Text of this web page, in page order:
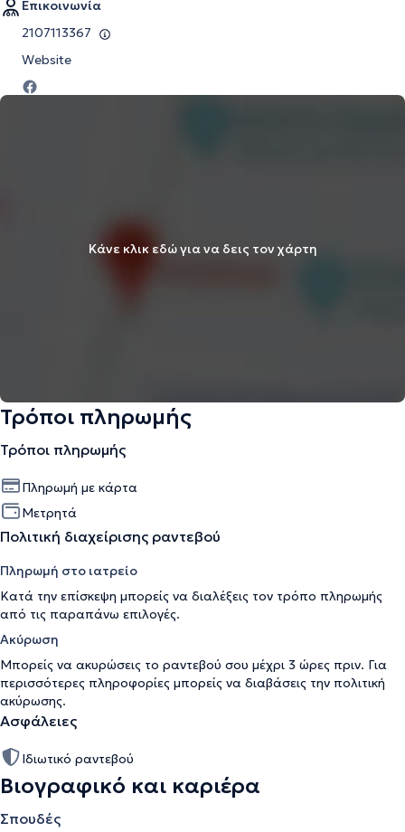
Επικοινωνία
2107113367
Website
Κάνε κλικ εδώ για να δεις τον χάρτη
Τρόποι πληρωμής
Τρόποι πληρωμής
Πληρωμή με κάρτα
Μετρητά
Πολιτική διαχείρισης ραντεβού
Πληρωμή στο ιατρείο
Κατά την επίσκεψη μπορείς να διαλέξεις τον τρόπο πληρωμής
από τις παραπάνω επιλογές.
Ακύρωση
Μπορείς να ακυρώσεις το ραντεβού σου μέχρι 3 ώρες πριν. Για
περισσότερες πληροφορίες μπορείς να διαβάσεις την πολιτική
ακύρωσης.
Ασφάλειες
Ιδιωτικό ραντεβού
Βιογραφικό και καριέρα
Σπουδές